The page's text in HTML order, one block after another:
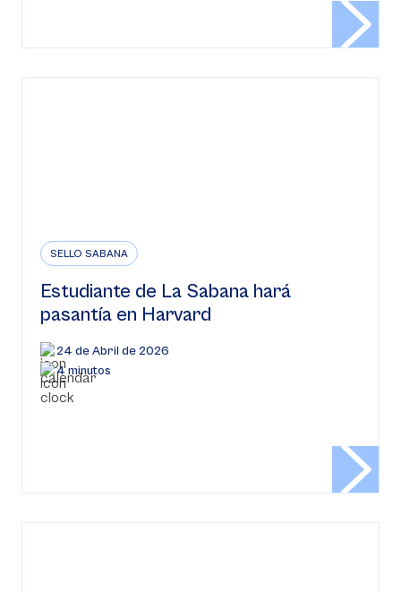
SELLO SABANA
Estudiante de La Sabana hará
pasantía en Harvard
24 de Abril de 2026
4 minutos